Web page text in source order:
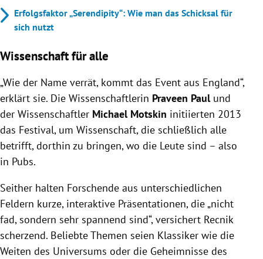
Erfolgsfaktor „Serendipity“: Wie man das Schicksal für
sich nutzt
Wissenschaft für alle
„Wie der Name verrät, kommt das Event aus England“,
erklärt sie. Die Wissenschaftlerin Praveen Paul und
der Wissenschaftler Michael Motskin initiierten 2013
das Festival, um Wissenschaft, die schließlich alle
betrifft, dorthin zu bringen, wo die Leute sind – also
in Pubs.
Seither halten Forschende aus unterschiedlichen
Feldern kurze, interaktive Präsentationen, die „nicht
fad, sondern sehr spannend sind“, versichert Recnik
scherzend. Beliebte Themen seien Klassiker wie die
Weiten des Universums oder die Geheimnisse des